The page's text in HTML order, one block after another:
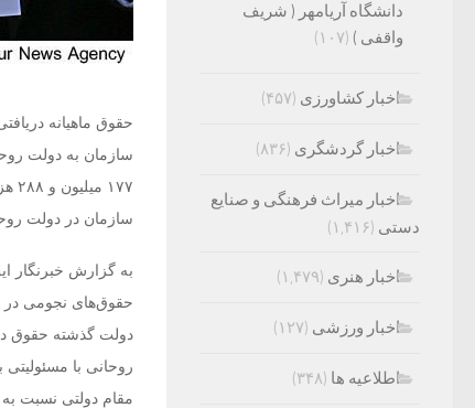
سازمان در دولت روحانی,۶۲ میلیون و ۱۶۰ هزار و۵۵۷
به گزارش خبرنگار
حقوق‌های نجومی در
دولت گذشته حقوق
روحانی با
مقام دولتی نسبت
دانشگاه آریامهر ( شریف
واقفی ) (۱۰۷)
اخبار کشاورزی (۴۵۷)
اخبار گردشگری (۸۳۶)
اخبار میراث فرهنگی و صنایع
دستی (۱,۴۱۶)
اخبار هنری (۱,۴۷۹)
اخبار ورزشی (۱۲۷)
اطلاعیه ها (۳۴۸)